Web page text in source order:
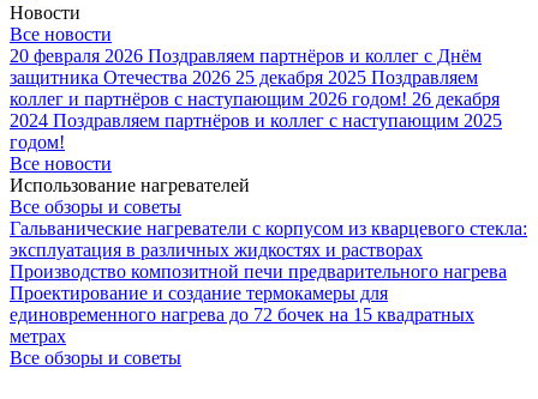
Новости
Все новости
20 февраля 2026 Поздравляем партнёров и коллег с Днём
защитника Отечества 2026 25 декабря 2025 Поздравляем
коллег и партнёров с наступающим 2026 годом! 26 декабря
2024 Поздравляем партнёров и коллег с наступающим 2025
годом!
Все новости
Использование нагревателей
Все обзоры и советы
Гальванические нагреватели с корпусом из кварцевого стекла:
эксплуатация в различных жидкостях и растворах
Производство композитной печи предварительного нагрева
Проектирование и создание термокамеры для
единовременного нагрева до 72 бочек на 15 квадратных
метрах
Все обзоры и советы